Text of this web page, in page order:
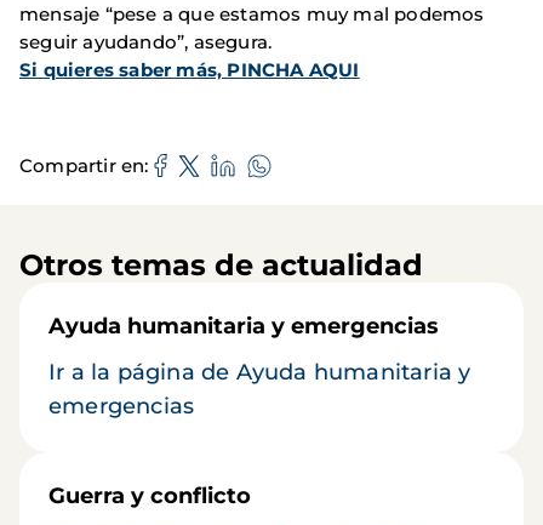
mensaje “pese a que estamos muy mal podemos
seguir ayudando”, asegura.
Si quieres saber más, PINCHA AQUI
Compartir en
Otros temas de actualidad
Ayuda humanitaria y emergencias
Ir a la página de Ayuda humanitaria y
emergencias
Guerra y conflicto